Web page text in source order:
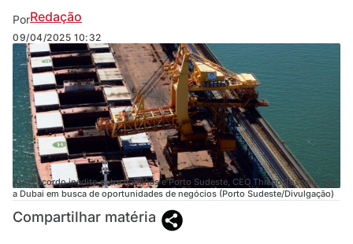
PorRedação
09/04/2025 10:32
Após acordo inédito entre Itaminas e Porto Sudeste, CEO Thiago Toscano vai
a Dubai em busca de oportunidades de negócios (Porto Sudeste/Divulgação)
Compartilhar matéria